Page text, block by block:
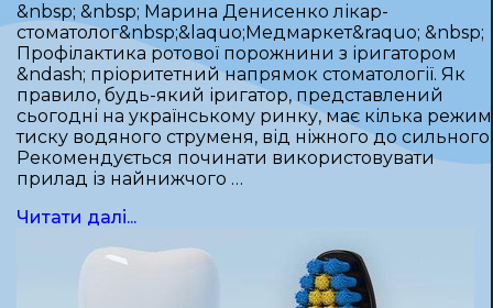
&nbsp; &nbsp; Марина Денисенко лікар-
стоматолог&nbsp;&laquo;Медмаркет&raquo; &nbsp;
Профілактика ротової порожнини з іригатором
&ndash; пріоритетний напрямок стоматології. Як
правило, будь-який іригатор, представлений
сьогодні на українському ринку, має кілька
тиску водяного струменя, від ніжного до сильного.
Рекомендується починати використовувати
прилад із найнижчого …
Читати далі...